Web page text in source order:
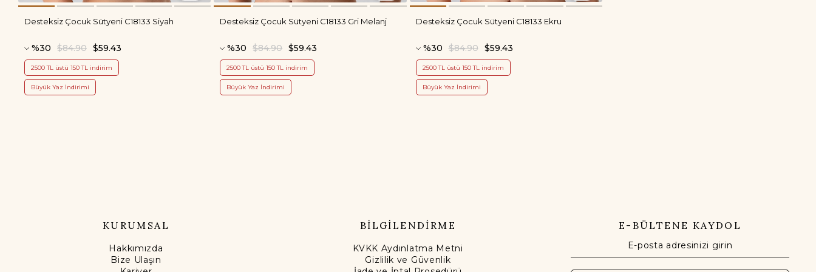
Desteksiz Çocuk Sütyeni C18133 Siyah
%30 $59.43
$84.90
2500 TL üstü 150 TL indirim
Büyük Yaz İndirimi
Desteksiz Çocuk Sütyeni C18133 Gri Melanj
%30 $59.43
$84.90
2500 TL üstü 150 TL indirim
Büyük Yaz İndirimi
Desteksiz Çocuk Sütyeni C18133 Ekru
%30 $59.43
$84.90
2500 TL üstü 150 TL indirim
Büyük Yaz İndirimi
KURUMSAL
Hakkımızda
Bize Ulaşın
BİLGİLENDİRME
KVKK Aydınlatma Metni
Gizlilik ve Güvenlik
E-BÜLTENE KAYDOL